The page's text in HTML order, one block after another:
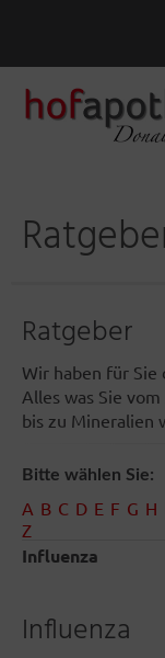
Ratgeber
Wir haben für Sie
Alles was Sie
bis zu Mineralien
Bitte wählen Sie:
A B C D E F G H
Z
Influenza
Influenza